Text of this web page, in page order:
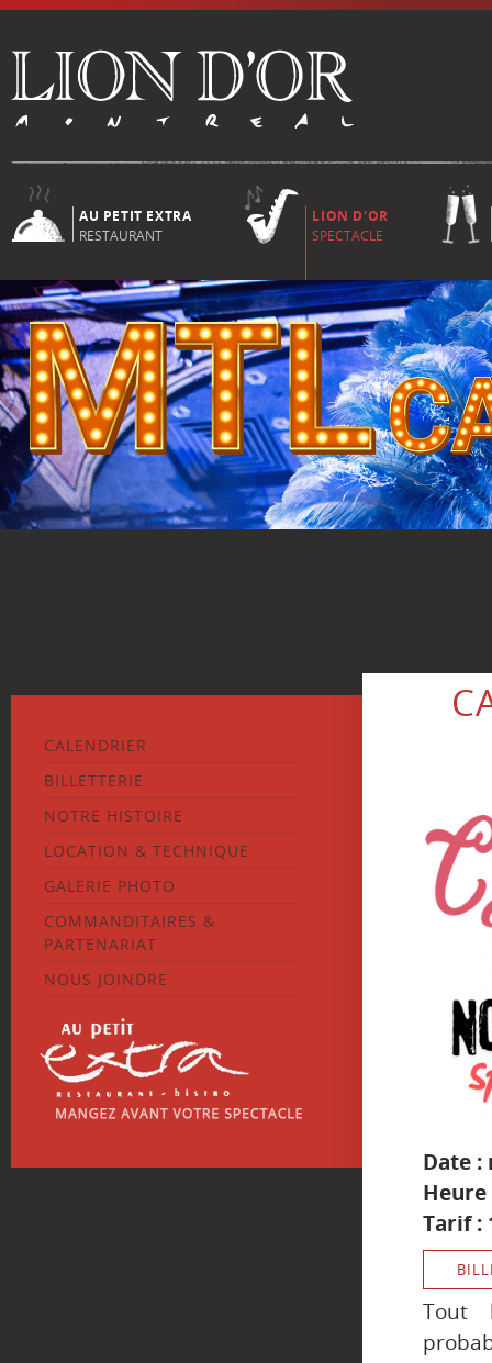
AU PETIT EXTRA
RESTAURANT
LION D'OR
SPECTACLE
CALENDRIER
BILLETTERIE
NOTRE HISTOIRE
LOCATION & TECHNIQUE
GALERIE PHOTO
COMMANDITAIRES &
PARTENARIAT
NOUS JOINDRE
Date :
Heure
Tarif :
Tout